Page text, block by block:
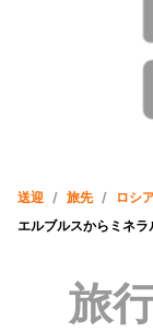
送迎 / 旅先 / ロシ
エルブルスからミネ
旅